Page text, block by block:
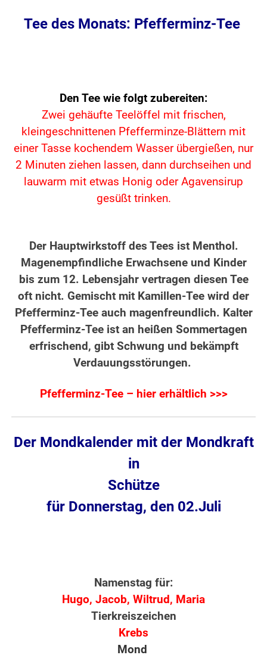
Tee des Monats: Pfefferminz-Tee
Den Tee wie folgt zubereiten:
Zwei gehäufte Teelöffel mit frischen,
kleingeschnittenen Pfefferminze-Blättern mit
einer Tasse kochendem Wasser übergießen, nur
2 Minuten ziehen lassen, dann durchseihen und
lauwarm mit etwas Honig oder Agavensirup
gesüßt trinken.
Der Hauptwirkstoff des Tees ist Menthol.
Magenempfindliche Erwachsene und Kinder
bis zum 12. Lebensjahr vertragen diesen Tee
oft nicht. Gemischt mit Kamillen-Tee wird der
Pfefferminz-Tee auch magenfreundlich. Kalter
Pfefferminz-Tee ist an heißen Sommertagen
erfrischend, gibt Schwung und bekämpft
Verdauungsstörungen.
Pfefferminz-Tee – hier erhältlich >>>
Der Mondkalender mit der Mondkraft
in
Schütze
für Donnerstag, den 02.Juli
Namenstag für:
Hugo, Jacob, Wiltrud, Maria
Tierkreiszeichen
Krebs
Mond